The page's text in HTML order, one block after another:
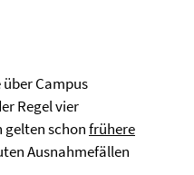
Campus
Regel vier
gelten schonfrühere
Ausnahmefällen